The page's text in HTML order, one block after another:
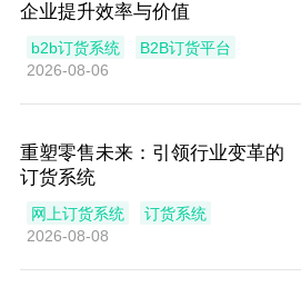
企业提升效率与价值
b2b订货系统
B2B订货平台
2026-08-06
重塑零售未来：引领行业变革的
订货系统
网上订货系统
订货系统
2026-08-08